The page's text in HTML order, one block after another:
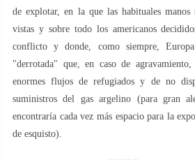
de explotar, en la que las habituales manos
vistas y sobre todo los americanos
conflicto y donde, como siempre,
"derrotada" que, en caso de
enormes flujos de refugiados y de no
suministros del gas argelino (para gran
encontraría cada vez más espacio para la
de esquisto).